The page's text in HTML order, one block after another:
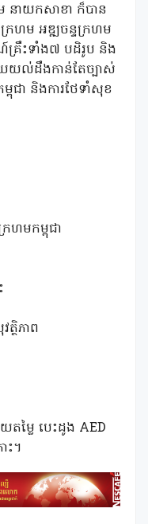
នាយកសាខា ក៏បាន
ក្រហម អឌ្ឍចន្ទក្រហម
គ្រឹះទាំង៧ បដិរូប និង
យល់ដឹងកាន់តែច្បាស់
ជា និងការថែទាំសុខ
រហមកម្ពុជា
ថិភាព
តម្លៃ បេះដូង AED
ះ។